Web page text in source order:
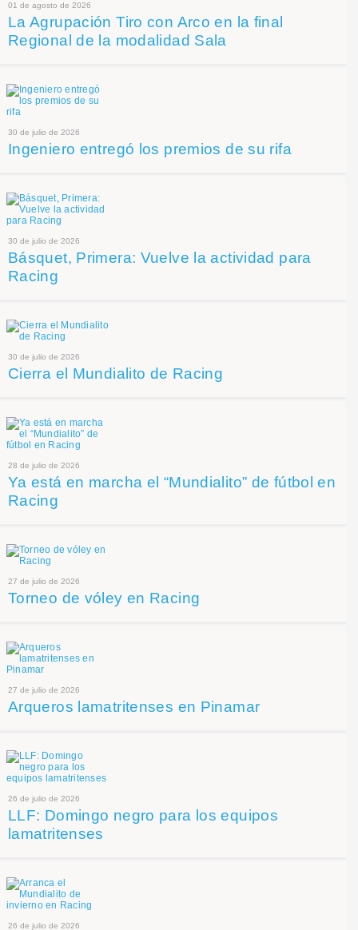
01 de agosto de 2026
La Agrupación Tiro con Arco en la final
Regional de la modalidad Sala
30 de julio de 2026
Ingeniero entregó los premios de su rifa
30 de julio de 2026
Básquet, Primera: Vuelve la actividad para
Racing
30 de julio de 2026
Cierra el Mundialito de Racing
28 de julio de 2026
Ya está en marcha el “Mundialito” de fútbol en
Racing
27 de julio de 2026
Torneo de vóley en Racing
27 de julio de 2026
Arqueros lamatritenses en Pinamar
26 de julio de 2026
LLF: Domingo negro para los equipos
lamatritenses
26 de julio de 2026